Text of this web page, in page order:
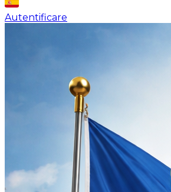
Autentificare